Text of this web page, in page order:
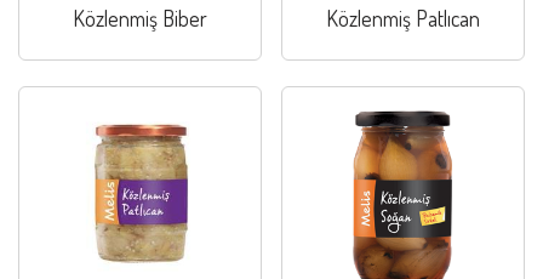
Közlenmiş Biber Közlenmiş Patlıcan